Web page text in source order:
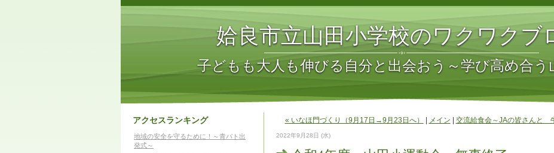
姶良市立山田小学校のワクワクブ
子どもも大人も伸びる自分と出会おう～学び高め合う
アクセスランキング
地域の安全を守るために！～青パト出
発式～
« いなほ門づくり（9月17日→9月23日へ） メイン 交流給食会～JAの皆さんと
2022年9月28日 (水)